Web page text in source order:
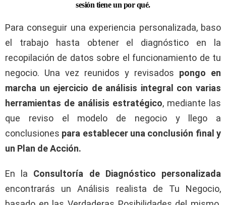
sesión tiene un por qué.
Para conseguir una experiencia personalizada, baso
el trabajo hasta obtener el diagnóstico en la
recopilación de datos sobre el funcionamiento de tu
negocio. Una vez reunidos y revisados pongo en
marcha un ejercicio de análisis integral con varias
herramientas de análisis estratégico, mediante las
que reviso el modelo de negocio y llego a
conclusiones para establecer una conclusión final y
un Plan de Acción.
En la Consultoría de Diagnóstico personalizada
encontrarás un Análisis realista de Tu Negocio,